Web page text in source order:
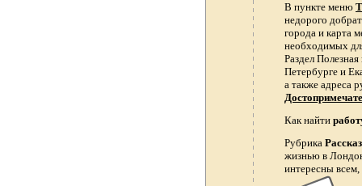
В пункте меню
недорого
города и карта
необходимых
Раздел
Петербурге и
а также адреса
Как найти
Рубрика
жизнью в
интересны